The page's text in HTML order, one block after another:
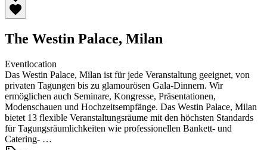
The Westin Palace, Milan
Eventlocation
Das Westin Palace, Milan ist für jede Veranstaltung geeignet, von
privaten Tagungen bis zu glamourösen Gala-Dinnern. Wir
ermöglichen auch Seminare, Kongresse, Präsentationen,
Modenschauen und Hochzeitsempfänge. Das Westin Palace, Milan
bietet 13 flexible Veranstaltungsräume mit den höchsten Standards
für Tagungsräumlichkeiten wie professionellen Bankett- und
Catering- …